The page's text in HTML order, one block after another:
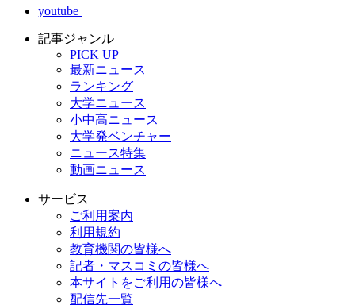
youtube
記事ジャンル
PICK UP
最新ニュース
ランキング
大学ニュース
小中高ニュース
大学発ベンチャー
ニュース特集
動画ニュース
サービス
ご利用案内
利用規約
教育機関の皆様へ
記者・マスコミの皆様へ
本サイトをご利用の皆様へ
配信先一覧